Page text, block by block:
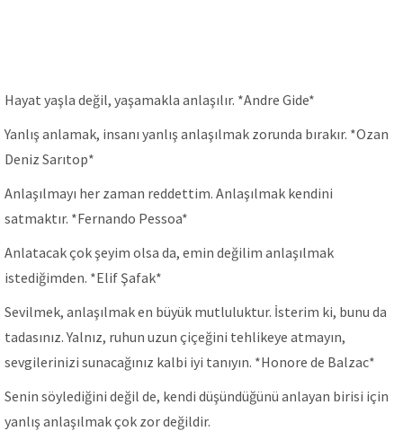
Hayat yaşla değil, yaşamakla anlaşılır. *Andre Gide*
Yanlış anlamak, insanı yanlış anlaşılmak zorunda bırakır. *Ozan
Deniz Sarıtop*
Anlaşılmayı her zaman reddettim. Anlaşılmak kendini
satmaktır. *Fernando Pessoa*
Anlatacak çok şeyim olsa da, emin değilim anlaşılmak
istediğimden. *Elif Şafak*
Sevilmek, anlaşılmak en büyük mutluluktur. İsterim ki, bunu da
tadasınız. Yalnız, ruhun uzun çiçeğini tehlikeye atmayın,
sevgilerinizi sunacağınız kalbi iyi tanıyın. *Honore de Balzac*
Senin söylediğini değil de, kendi düşündüğünü anlayan birisi için
yanlış anlaşılmak çok zor değildir.